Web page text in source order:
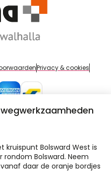
Privacy & cookies
kruispunt Bolsward West is
Bolsward. Neem
daar de oranje bordjes